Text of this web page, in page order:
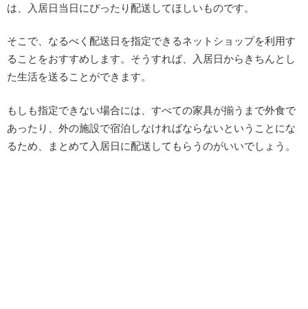
は、入居日当日にぴったり配送してほしいものです。
そこで、なるべく配送日を指定できるネットショップを利用す
ることをおすすめします。そうすれば、入居日からきちんとし
た生活を送ることができます。
もしも指定できない場合には、すべての家具が揃うまで外食で
あったり、外の施設で宿泊しなければならないということにな
るため、まとめて入居日に配送してもらうのがいいでしょう。